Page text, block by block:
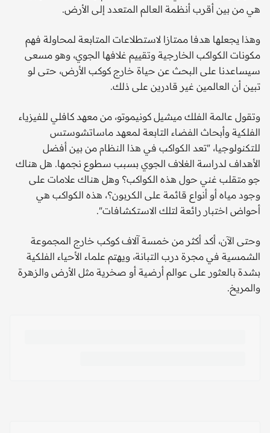
هي من بين أقرب أنظمة العالم المتعدد إلى الأرض.
وهذا يجعلها هدفا ممتازا لاستطلاعات المتابعة لمحاولة فهم
مكونات الكواكب الخارجية وتقييم غلافها الجوي، وهو مسعى
سيساعدنا على البحث عن حياة خارج كوكب الأرض، حتى لو
تبين أن العالمين غير قادرين على ذلك.
وتقول عالمة الفلك ميشيل كونيموتو، من معهد كافلي للفيزياء
الفلكية وأبحاث الفضاء التابعة لمعهد ماساتشوستس
للتكنولوجيا، "تعد الكواكب في هذا النظام من بين أفضل
الأهداف لدراسة الغلاف الجوي بسبب سطوع نجمها. هل هناك
جو متقلب غني حول هذه الكواكب؟ وهل هناك علامات على
وجود مياه أو أنواع قائمة على الكربون؟، هذه الكواكب هي
أحواض اختبار رائعة لتلك الاستكشافات".
وحتى الآن، أكد أكثر من خمسة آلاف كوكب خارج المجموعة
الشمسية في مجرة درب التبانة، ويهتم علماء الأحياء الفلكية
بشدة بالعثور على عوالم أرضية أو صخرية مثل الأرض والزهرة
والمريخ.